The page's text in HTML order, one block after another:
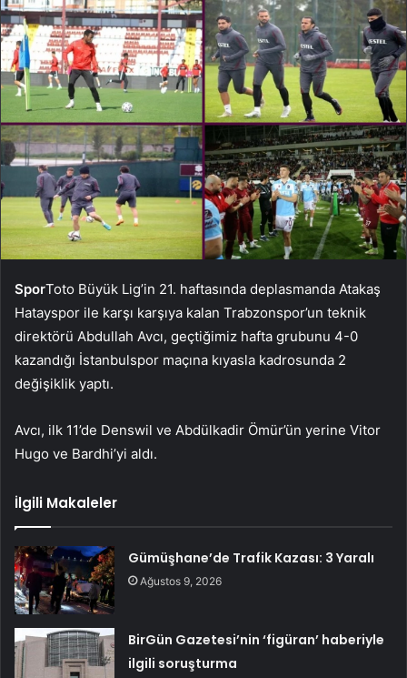
SporToto Büyük Lig’in 21. haftasında deplasmanda Atakaş
Hatayspor ile karşı karşıya kalan Trabzonspor’un teknik
direktörü Abdullah Avcı, geçtiğimiz hafta grubunu 4-0
kazandığı İstanbulspor maçına kıyasla kadrosunda 2
değişiklik yaptı.
Avcı, ilk 11’de Denswil ve Abdülkadir Ömür’ün yerine Vitor
Hugo ve Bardhi’yi aldı.
İlgili Makaleler
Gümüşhane’de Trafik Kazası: 3 Yaralı
Ağustos 9, 2026
BirGün Gazetesi’nin ‘figüran’ haberiyle
ilgili soruşturma